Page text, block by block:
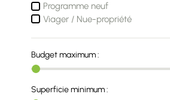
Programme neuf
Viager / Nue-propriété
Budget maximum :
Superficie minimum :